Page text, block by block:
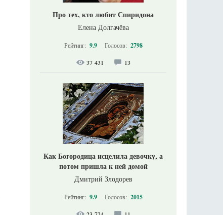
Про тех, кто любит Спиридона
Елена Долгачёва
Рейтинг: 9.9 Голосов: 2798
37 431 13
Как Богородица исцелила девочку, а
потом пришла к ней домой
Дмитрий Злодорев
Рейтинг: 9.9 Голосов: 2015